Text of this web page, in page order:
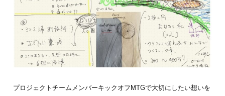
プロジェクトチームメンバーキックオフMTGで大切にしたい想いを